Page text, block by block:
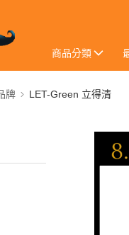
商品分類
牌 LET-Green 立得清